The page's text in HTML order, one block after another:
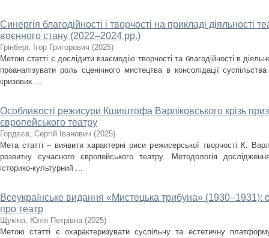
Синергія благодійності і творчості на прикладі діяльності
воєнного стану (2022–2024 рр.)
Грінберг, Ігор Григорович (2025)
Метою статті є дослідити взаємодію творчості та благодійності в
проаналізувати роль сценічного мистецтва в консолідації
кризових ...
Особливості режисури Кшиштофа Варліковського крізь
європейського театру
Гордєєв, Сергій Іванович (2025)
Мета статті – виявити характерні риси режисерської творчості К.
розвитку сучасного європейського театру. Методологія
історико-культурний ...
Всеукраїнське видання «Мистецька трибуна» (1930–1931):
про театр
Щукіна, Юлія Петрівна (2025)
Метою статті є охарактеризувати суспільну та естетичну